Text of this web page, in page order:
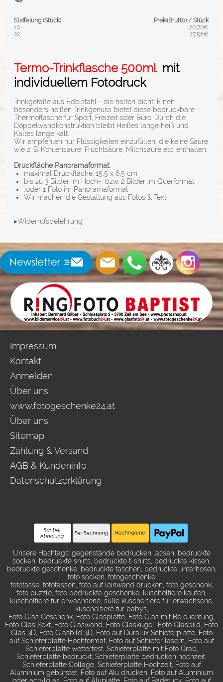
Staffelung (Stück)
Preis(Brutto) / Stück
10
20,70€
20
27,58€
Termo-Trinkflasche 500ml mit
individuellem Fotodruck
Trinkgefäße aus Edelstahl - die halten dicht! Einen
besonders heißen Trinkgenuss bietet diese bedruckbare
Thermoflasche für Sport, Freizeit oder Büro. Durch die
Doppelwandkonstruktion bleibt Heißes lange heiß und
Kaltes lange kalt.
Wir empfehlen nur Flüssigkeiten einzufüllen, die keine Säure
wie z. B. Kohlensäure, Fruchtsäure, Milchsäure etc. enthalten.
Druckfläche Panoramaformat:
maximal Druckfläche: 15,5 x 6,5 cm
bis zu 3 Bilder im Hoch- bzw. 2 Bilder im Querformat
..oder 1 Foto im Panoramaformat
Wir machen die Gestaltung aus Fotos & Text
▸Widerrufsbelehrung
Impressum
Kontakt
Anmelden
Über uns
www.fotogeschenke24.at
Über uns
Sitemap
Zahlung & Versand
AGB & Kundeninfo
Datenschutzerklärung
Unsere Hashtags: gegenstände bedrucken lassen, bedruckte
socken, bedruckte shirts, bedruckte t-shirts, bedruckte kissen,
bedruckte geschenke, bedruckte taschen, bedruckte unterhosen,
foto socken, fotogeschenke
fototasse, fototassen, foto auf leinwand drucken, foto geschenk,
foto puzzle, foto bedruckte geschenke, kuscheltiere kaufen,
kuscheltiere für erwachsene, süße kuscheltiere für erwachsene,
kuscheltiere für babys,
Foto Glas Geschenk, Foto Glasplatte, Foto Glas mit Beleuchtung,
Foto Glas Sekt, Foto Glaswand, Foto Glaskugel, Foto Glasbild, Foto
Glas 3D, Foto Glasbild 3D, Foto auf Duralux Schieferplatte, Foto
auf Schieferplatte Hochformat, Foto auf Schiefer lasern, Foto auf
Schieferplatte wetterfest, Schieferplatte mit Foto Grab,
Schieferplatte bedruckt, Schieferplatte bedrucken hochzeit,
Schieferplatte Collage, Schieferplatte Hochzeit, Foto auf
Aluminium gebürstet, Foto auf Alu drucken, Foto auf Aluminium